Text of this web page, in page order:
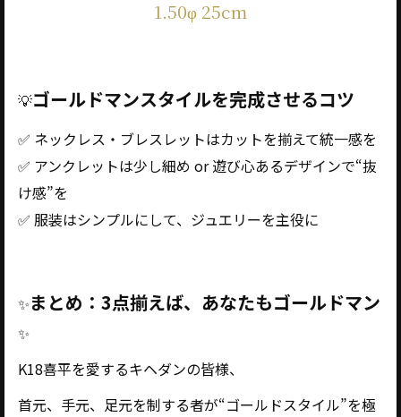
1.50φ 25cm
💡ゴールドマンスタイルを完成させるコツ
✅ ネックレス・ブレスレットはカットを揃えて統一感を
✅ アンクレットは少し細め or 遊び心あるデザインで“抜
け感”を
✅ 服装はシンプルにして、ジュエリーを主役に
✨まとめ：3点揃えば、あなたもゴールドマン
✨
K18喜平を愛するキヘダンの皆様、
首元、手元、足元を制する者が“ゴールドスタイル”を極